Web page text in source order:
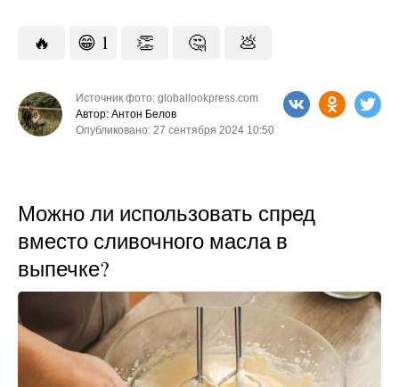
🔥 😁 1 👏 🤔 💩
Источник фото: globallookpress.com
Автор: Антон Белов
Опубликовано: 27 сентября 2024 10:50
Можно ли использовать спред
вместо сливочного масла в
выпечке?